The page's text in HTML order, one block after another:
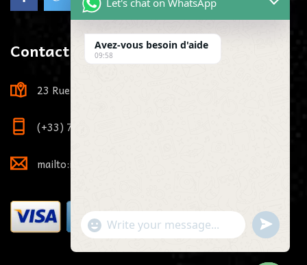
Contact us
23 Rue Louis Viardot, 21000 Dijon, France
(+33) 7 73 81 71 29
mailto:info@pikaiptv.me
Let's chat on WhatsApp
Avez-vous besoin d'aide
09:58
"+chaty_settings.lang.emoji_picker+"
WhatsApp Message
undefined